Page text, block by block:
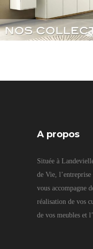
A propos
Située à
de Vie,
vous accompagne
réalisation de vos
de vos meubles et